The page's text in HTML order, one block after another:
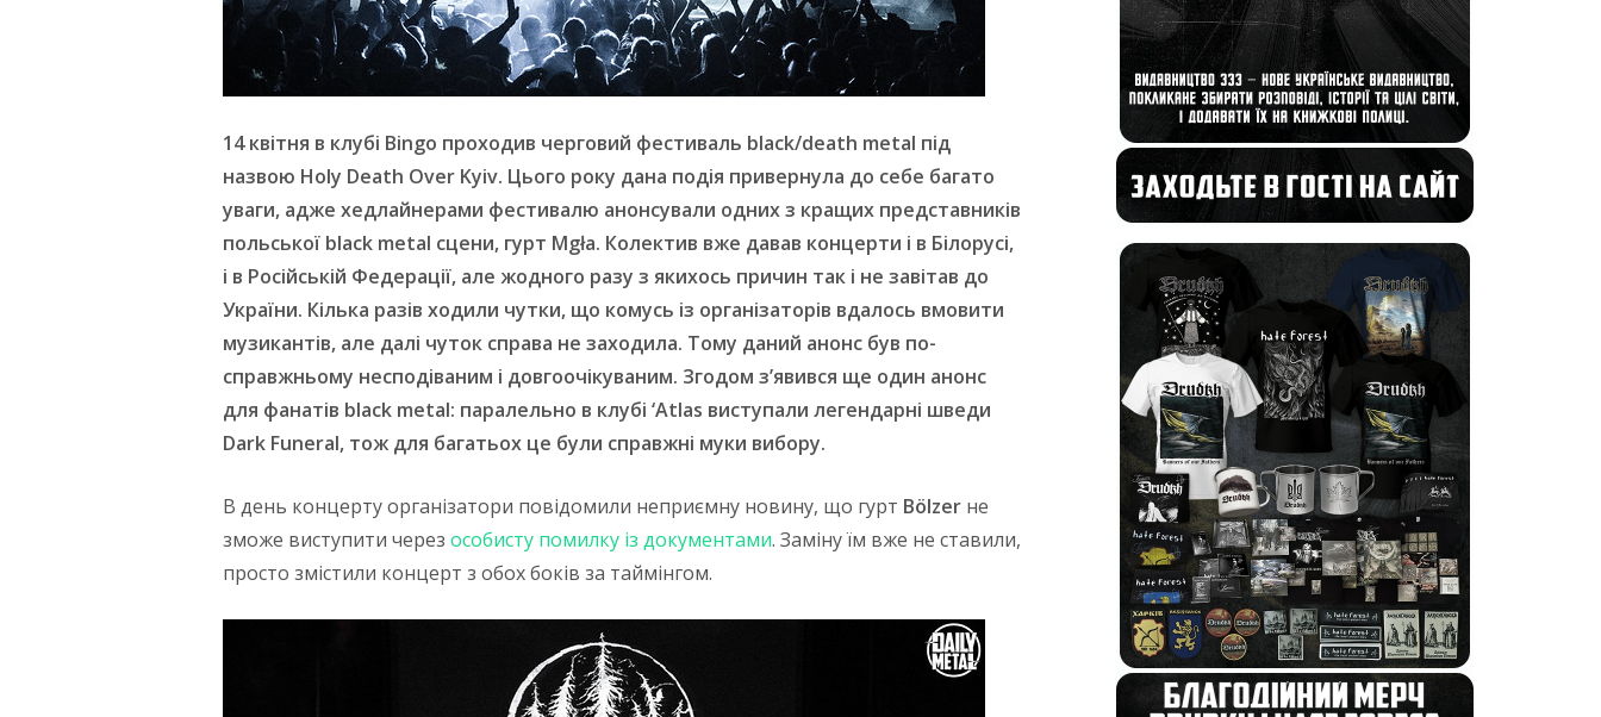
14 квітня в клубі Bingo проходив черговий фестиваль black/death metal під
назвою Holy Death Over Kyiv. Цього року дана подія привернула до себе багато
уваги, адже хедлайнерами фестивалю анонсували одних з кращих представників
польської black metal сцени, гурт Mgła. Колектив вже давав концерти і в Білорусі,
і в Російській Федерації, але жодного разу з якихось причин так і не завітав до
України. Кілька разів ходили чутки, що комусь із організаторів вдалось вмовити
музикантів, але далі чуток справа не заходила. Тому даний анонс був по-
справжньому несподіваним і довгоочікуваним. Згодом з’явився ще один анонс
для фанатів black metal: паралельно в клубі ‘Atlas виступали легендарні шведи
Dark Funeral, тож для багатьох це були справжні муки вибору.
В день концерту організатори повідомили неприємну новину, що гурт Bölzer не
зможе виступити через особисту помилку із документами. Заміну їм вже не ставили,
просто змістили концерт з обох боків за таймінгом.